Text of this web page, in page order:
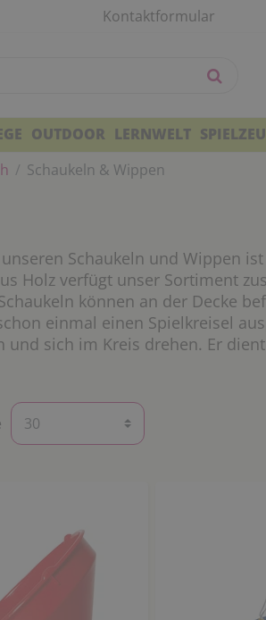
Kontaktformular
OUTDOOR LERNWELT
Schaukeln & Wippen
Schaukeln und Wippen
Holz verfügt unser Sortiment
können an der Decke
einmal einen Spielkreisel
sich im Kreis drehen. Er